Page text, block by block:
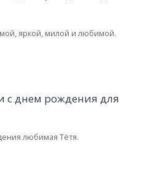
яркой, милой и любимой.
любимая Тётя.